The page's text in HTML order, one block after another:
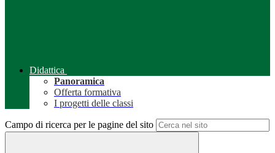
Didattica
Panoramica
Offerta formativa
I progetti delle classi
Campo di ricerca per le pagine del sito